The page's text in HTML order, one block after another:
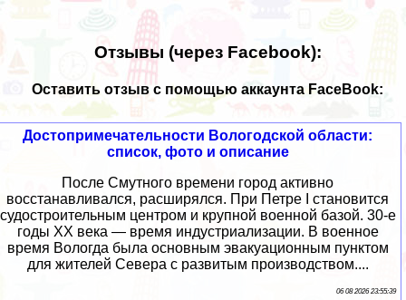
Отзывы (через Facebook):
Оставить отзыв с помощью аккаунта FaceBook:
Достопримечательности Вологодской области:
список, фото и описание
После Смутного времени город активно
восстанавливался, расширялся. При Петре I становится
судостроительным центром и крупной военной базой. 30-е
годы XX века — время индустриализации. В военное
время Вологда была основным эвакуационным пунктом
для жителей Севера с развитым производством....
06 08 2026 23:55:39